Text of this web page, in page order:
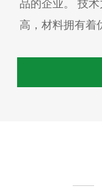
品的企业。 技
高，材料拥有着